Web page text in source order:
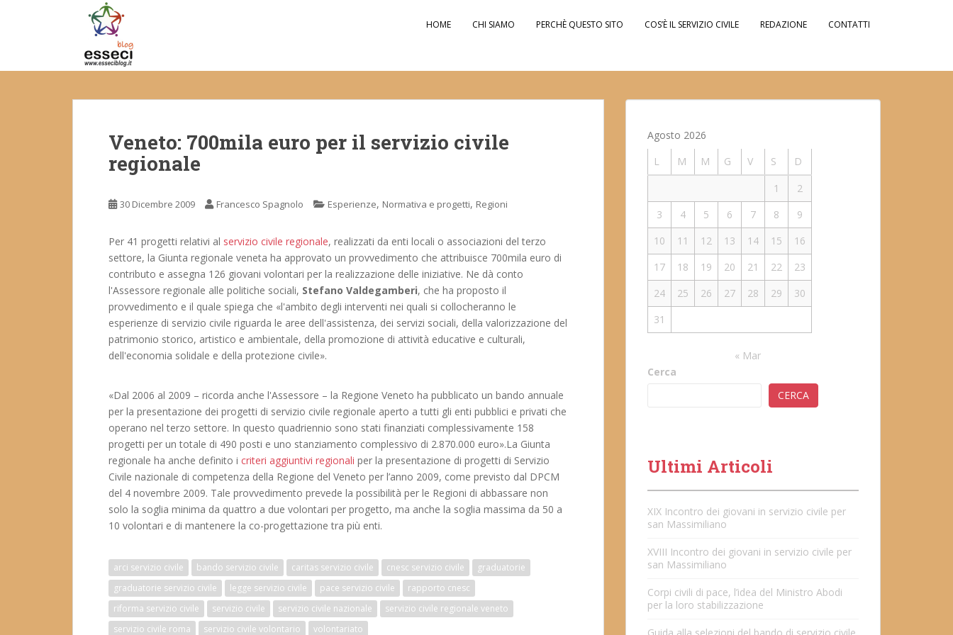
t
HOME CHI SIAMO PERCHÈ QUESTO SITO COS’È IL SERVIZIO CIVILE REDAZIONE CONTATTI
Veneto: 700mila euro per il servizio civile
regionale
30 Dicembre 2009 Francesco Spagnolo Esperienze, Normativa e progetti, Regioni
Per 41 progetti relativi al servizio civile regionale, realizzati da enti locali o associazioni del terzo
settore, la Giunta regionale veneta ha approvato un provvedimento che attribuisce 700mila euro di
contributo e assegna 126 giovani volontari per la realizzazione delle iniziative. Ne dà conto
l'Assessore regionale alle politiche sociali, Stefano Valdegamberi, che ha proposto il
provvedimento e il quale spiega che «l'ambito degli interventi nei quali si collocheranno le
esperienze di servizio civile riguarda le aree dell'assistenza, dei servizi sociali, della valorizzazione del
patrimonio storico, artistico e ambientale, della promozione di attività educative e culturali,
dell'economia solidale e della protezione civile».
«Dal 2006 al 2009 – ricorda anche l'Assessore – la Regione Veneto ha pubblicato un bando annuale
per la presentazione dei progetti di servizio civile regionale aperto a tutti gli enti pubblici e privati che
operano nel terzo settore. In questo quadriennio sono stati finanziati complessivamente 158
progetti per un totale di 490 posti e uno stanziamento complessivo di 2.870.000 euro».La Giunta
regionale ha anche definito i criteri aggiuntivi regionali per la presentazione di progetti di Servizio
Civile nazionale di competenza della Regione del Veneto per l’anno 2009, come previsto dal DPCM
del 4 novembre 2009. Tale provvedimento prevede la possibilità per le Regioni di abbassare non
solo la soglia minima da quattro a due volontari per progetto, ma anche la soglia massima da 50 a
10 volontari e di mantenere la co-progettazione tra più enti.
arci servizio civile bando servizio civile caritas servizio civile cnesc servizio civile
graduatorie
graduatorie servizio civile
legge servizio civile pace servizio civile
rapporto cnesc
riforma servizio civile
servizio civile servizio civile nazionale
servizio civile regionale veneto
servizio civile roma
servizio civile volontario volontariato
Agosto 2026
L
M M G V S
D
1
2
3
4 5 6 7 8
9
10
11 12 13 14 15
16
17
18 19 20 21 22
23
24
25 26 27 28 29
30
31
« Mar
Cerca
CERCA
Ultimi Articoli
XIX Incontro dei giovani in servizio civile per
san Massimiliano
XVIII Incontro dei giovani in servizio civile per
san Massimiliano
Corpi civili di pace, l’idea del Ministro Abodi
per la loro stabilizzazione